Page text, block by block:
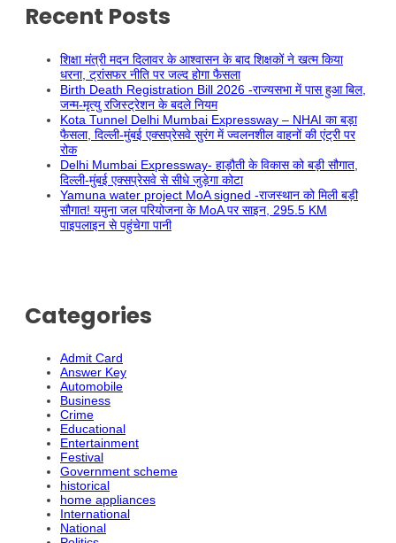
Recent Posts
शिक्षा मंत्री मदन दिलावर के आश्वासन के बाद शिक्षकों ने खत्म किया
धरना, ट्रांसफर नीति पर जल्द होगा फैसला
Birth Death Registration Bill 2026 -राज्यसभा में पास हुआ बिल,
जन्म-मृत्यु रजिस्ट्रेशन के बदले नियम
Kota Tunnel Delhi Mumbai Expressway – NHAI का बड़ा
फैसला, दिल्ली-मुंबई एक्सप्रेसवे सुरंग में ज्वलनशील वाहनों की एंट्री पर
रोक
Delhi Mumbai Expressway- हाड़ौती के विकास को बड़ी सौगात,
दिल्ली-मुंबई एक्सप्रेसवे से सीधे जुड़ेगा कोटा
Yamuna water project MoA signed -राजस्थान को मिली बड़ी
सौगात! यमुना जल परियोजना के MoA पर साइन, 295.5 KM
पाइपलाइन से पहुंचेगा पानी
Categories
Admit Card
Answer Key
Automobile
Business
Crime
Educational
Entertainment
Festival
Government scheme
historical
home appliances
International
National